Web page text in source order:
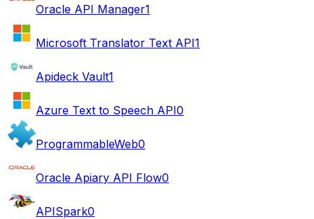
Oracle API Manager1
Microsoft Translator Text API1
Apideck Vault1
Azure Text to Speech API0
ProgrammableWeb0
Oracle Apiary API Flow0
APISpark0